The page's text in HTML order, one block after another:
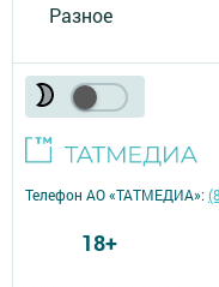
Разное
Телефон АО «ТАТМЕДИА»:
18+